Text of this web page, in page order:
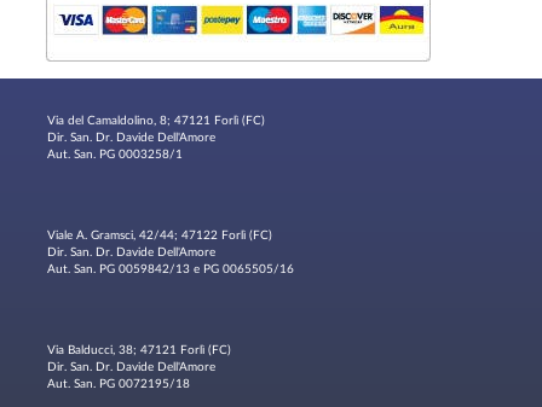
Via del Camaldolino, 8; 47121 Forlì (FC)
Dir. San. Dr. Davide Dell'Amore
Aut. San. PG 0003258/1
Viale A. Gramsci, 42/44; 47122 Forlì (FC)
Dir. San. Dr. Davide Dell'Amore
Aut. San. PG 0059842/13 e PG 0065505/16
Via Balducci, 38; 47121 Forlì (FC)
Dir. San. Dr. Davide Dell'Amore
Aut. San. PG 0072195/18